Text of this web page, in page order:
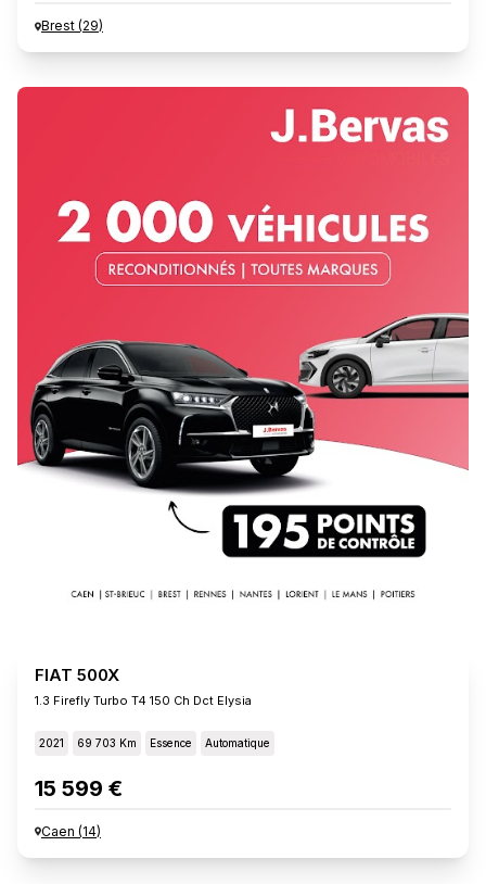
Brest (29)
FIAT 500X
1.3 Firefly Turbo T4 150 Ch Dct Elysia
2021 69 703 Km Essence Automatique
15 599 €
Caen (14)